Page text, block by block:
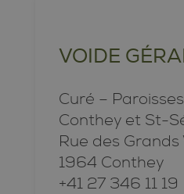
VOIDE
Curé –
Conthey et St-
Rue des
1964 Conthey
+41 27 346 11 19